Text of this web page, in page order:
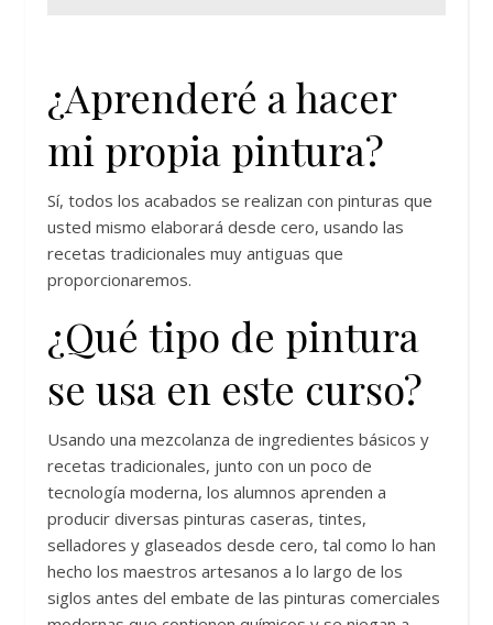
¿Aprenderé a hacer
mi propia pintura?
Sí, todos los acabados se realizan con pinturas que
usted mismo elaborará desde cero, usando las
recetas tradicionales muy antiguas que
proporcionaremos.
¿Qué tipo de pintura
se usa en este curso?
Usando una mezcolanza de ingredientes básicos y
recetas tradicionales, junto con un poco de
tecnología moderna, los alumnos aprenden a
producir diversas pinturas caseras, tintes,
selladores y glaseados desde cero, tal como lo han
hecho los maestros artesanos a lo largo de los
siglos antes del embate de las pinturas comerciales